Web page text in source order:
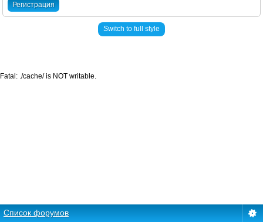
Регистрация
Switch to full style
Список форумов
Fatal: ./cache/ is NOT writable.